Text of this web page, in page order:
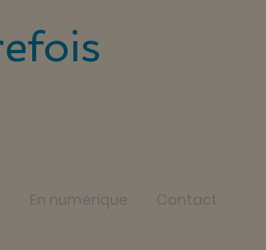
En numérique Contact